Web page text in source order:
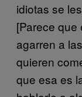
idiotas se
[Parece que
agarren a
quieren
que esa es